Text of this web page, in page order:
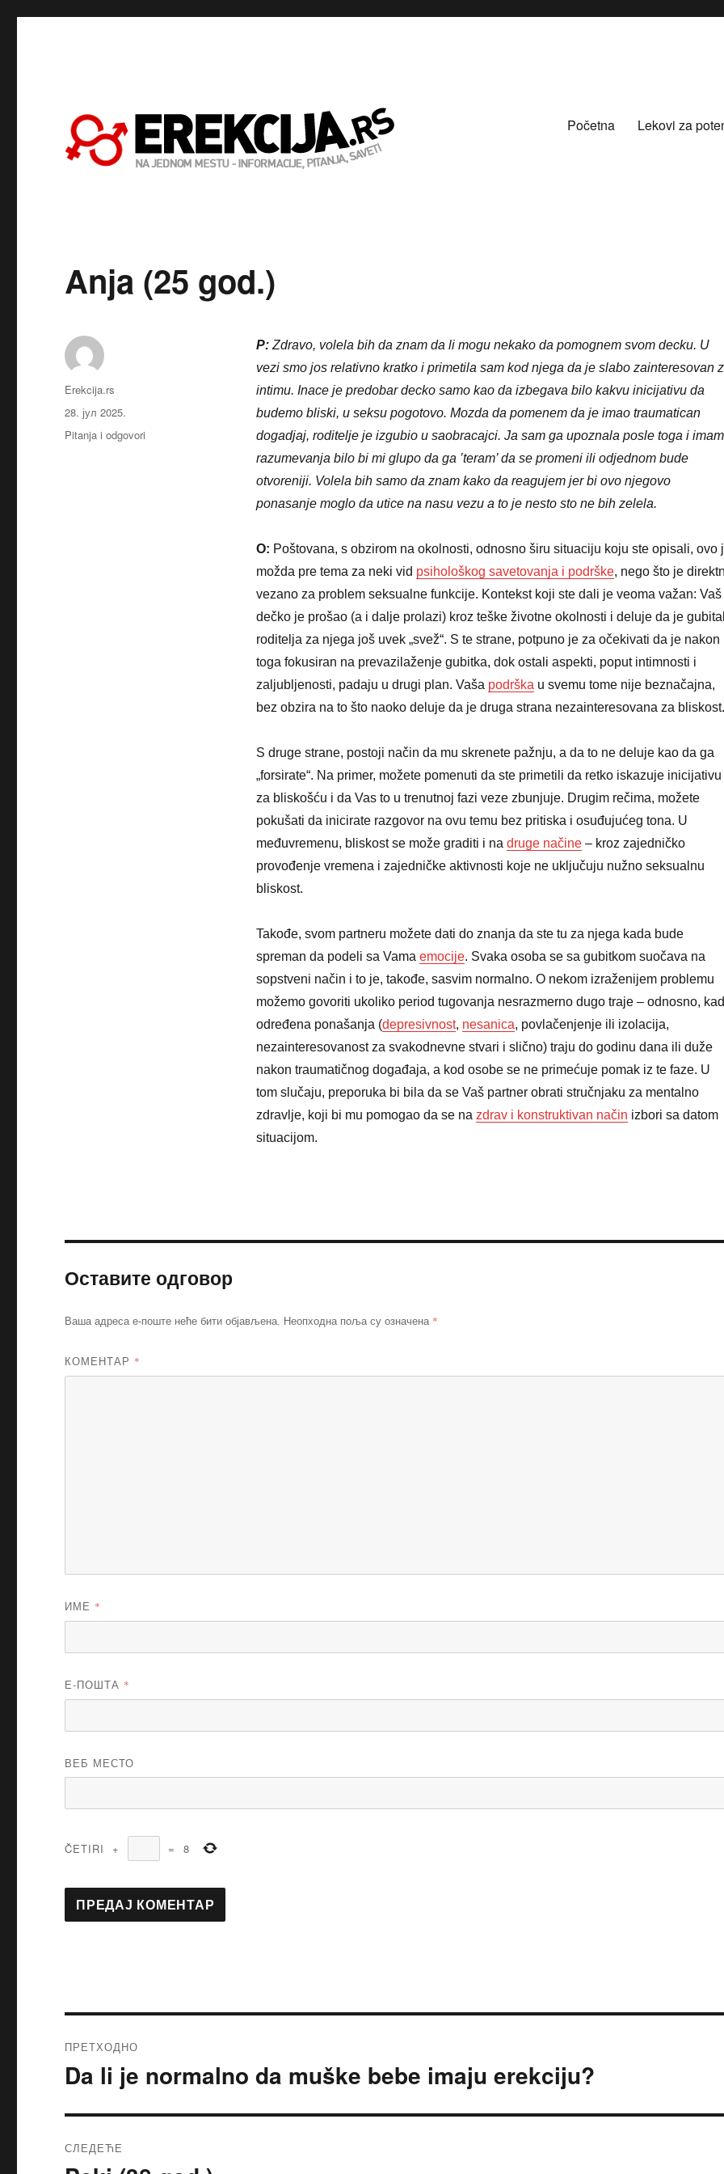
Početna Lekovi za
Anja (25 god.)
P:Zdravo, volela bih da znam da li mogu nekako da pomognem svom decku. U
vezi smo jos relativno kratko i primetila sam kod njega da je slabo zainteresovan
intimu. Inace je predobar decko samo kao da izbegava bilo kakvu inicijativu da
budemo bliski, u seksu pogotovo. Mozda da pomenem da je imao traumatican
dogadjaj, roditelje je izgubio u saobracajci. Ja sam ga upoznala posle toga i imam
razumevanja bilo bi mi glupo da ga ’teram’ da se promeni ili odjednom bude
otvoreniji. Volela bih samo da znam kako da reagujem jer bi ovo njegovo
ponasanje moglo da utice na nasu vezu a to je nesto sto ne bih zelela.
O: Poštovana, s obzirom na okolnosti, odnosno širu situaciju koju ste opisali, ovo
možda pre tema za neki vid psihološkog savetovanja i podrške, nego što je
vezano za problem seksualne funkcije. Kontekst koji ste dali je veoma važan: Vaš
dečko je prošao (a i dalje prolazi) kroz teške životne okolnosti i deluje da je
roditelja za njega još uvek „svež“. S te strane, potpuno je za očekivati da je nakon
toga fokusiran na prevazilaženje gubitka, dok ostali aspekti, poput intimnosti i
zaljubljenosti, padaju u drugi plan. Vaša podrška u svemu tome nije beznačajna,
bez obzira na to što naoko deluje da je druga strana nezainteresovana za bliskost.
S druge strane, postoji način da mu skrenete pažnju, a da to ne deluje kao da ga
„forsirate“. Na primer, možete pomenuti da ste primetili da retko iskazuje inicijativu
za bliskošću i da Vas to u trenutnoj fazi veze zbunjuje. Drugim rečima, možete
pokušati da inicirate razgovor na ovu temu bez pritiska i osuđujućeg tona. U
međuvremenu, bliskost se može graditi i na druge načine– kroz zajedničko
provođenje vremena i zajedničke aktivnosti koje ne uključuju nužno seksualnu
bliskost.
Takođe, svom partneru možete dati do znanja da ste tu za njega kada bude
spreman da podeli sa Vama emocije. Svaka osoba se sa gubitkom suočava na
sopstveni način i to je, takođe, sasvim normalno. O nekom izraženijem problemu
možemo govoriti ukoliko period tugovanja nesrazmerno dugo traje – odnosno,
određena ponašanja (depresivnost, nesanica, povlačenjenje ili izolacija,
nezainteresovanost za svakodnevne stvari i slično) traju do godinu dana ili duže
nakon traumatičnog događaja, a kod osobe se ne primećuje pomak iz te faze. U
tom slučaju, preporuka bi bila da se Vaš partner obrati stručnjaku za mentalno
zdravlje, koji bi mu pomogao da se na zdrav i konstruktivan način izbori sa datom
situacijom.
Аутор
Erekcija.rs
Објављено
28. јул 2025.
Категорије
Pitanja i odgovori
Оставите одговор
Ваша адреса е-поште неће бити објављена. Неопходна поља су означена *
КОМЕНТАР *
ИМЕ *
Е-ПОШТА *
ВЕБ МЕСТО
ČETIRI + = 8
ПРЕТХОДНО
Претходни
Da li je normalno da muške bebe imaju erekciju?
СЛЕДЕЋЕ